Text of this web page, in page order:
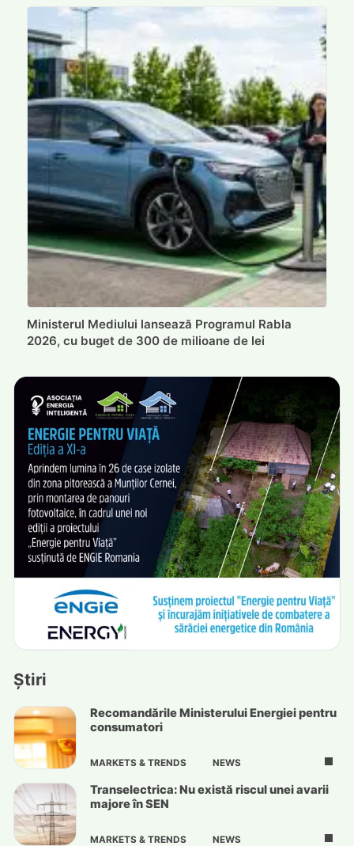
Ministerul Mediului lansează Programul Rabla
2026, cu buget de 300 de milioane de lei
Știri
Recomandările Ministerului Energiei pentru
consumatori
MARKETS & TRENDS NEWS
Transelectrica: Nu există riscul unei avarii
majore în SEN
MARKETS & TRENDS NEWS